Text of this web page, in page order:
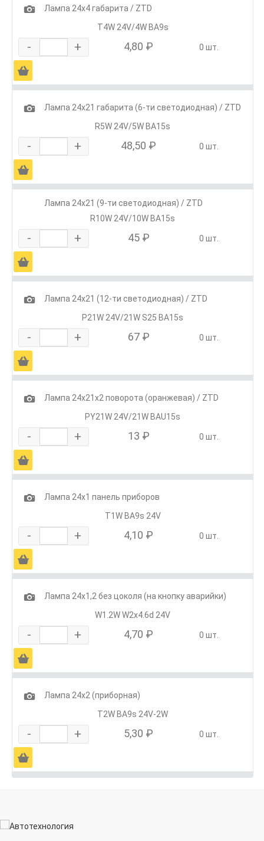
1
Лампа 24х4 габарита / ZTD
T4W 24V/4W BA9s
- + 4,80 ₽ 0 шт.
Ä
1
Лампа 24х21 габарита (6-ти светодиодная) / ZTD
R5W 24V/5W BA15s
- + 48,50 ₽ 0 шт.
Ä
Лампа 24х21 (9-ти светодиодная) / ZTD
R10W 24V/10W BA15s
- + 45 ₽ 0 шт.
Ä
1
Лампа 24х21 (12-ти светодиодная) / ZTD
P21W 24V/21W S25 BA15s
- + 67 ₽ 0 шт.
Ä
1
Лампа 24х21х2 поворота (оранжевая) / ZTD
PY21W 24V/21W BAU15s
- + 13 ₽ 0 шт.
Ä
1
Лампа 24х1 панель приборов
T1W BA9s 24V
- + 4,10 ₽ 0 шт.
Ä
1
Лампа 24х1,2 без цоколя (на кнопку аварийки)
W1.2W W2х4.6d 24V
- + 4,70 ₽ 0 шт.
Ä
1
Лампа 24х2 (приборная)
T2W BA9s 24V-2W
- + 5,30 ₽ 0 шт.
Ä